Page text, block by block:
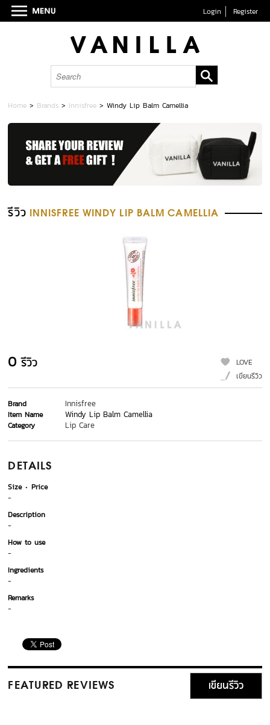
Login Register
Home > Brands > Innisfree >Windy Lip Balm Camellia
รีวิว INNISFREE WINDY LIP BALM CAMELLIA
0 รีวิว
LOVE
เขียนรีวิว
Brand Innisfree
Item Name Windy Lip Balm Camellia
Category Lip Care
DETAILS
Size
Price
-
Description
-
How to use
-
Ingredients
-
Remarks
-
FEATURED REVIEWS เขียนรีวิว